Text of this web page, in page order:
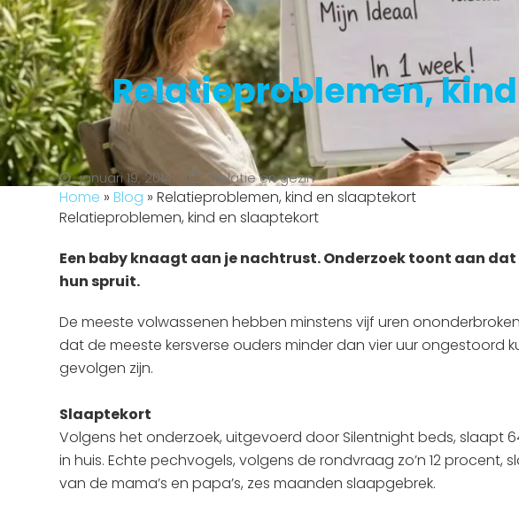
Home »Blog »Relatieproblemen, kind en slaaptekort
Relatieproblemen,
januari 19, 2014 Relatie en gezin
Relatieproblemen, kind en slaaptekort
Een baby knaagt aan je nachtrust. Onderzoek toont aan
hun spruit.
De meeste volwassenen hebben minstens vijf uren
dat de meeste kersverse ouders minder dan vier uur ongestoord
gevolgen zijn.
Slaaptekort
Volgens het onderzoek, uitgevoerd door Silentnight beds, slaapt
in huis. Echte pechvogels, volgens de rondvraag zo’n 12
van de mama’s en papa’s, zes maanden slaapgebrek.